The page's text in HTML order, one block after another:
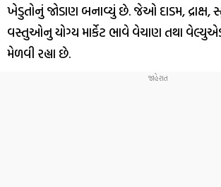
ખેડુતોનું જોડાણ બનાવ્યું છે. જેઓ દાડમ, દ્રાક્ષ,
વસ્તુઓનુ યોગ્ય માર્કેટ ભાવે વેચાણ તથા
મેળવી રહ્યા છે.